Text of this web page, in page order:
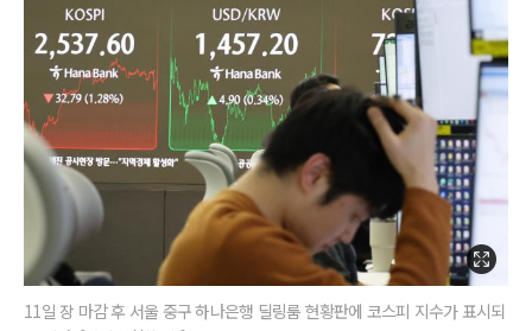
11일 장 마감 후 서울 중구 하나은행 딜링룸 현황판에 코스피 지수가 표시되